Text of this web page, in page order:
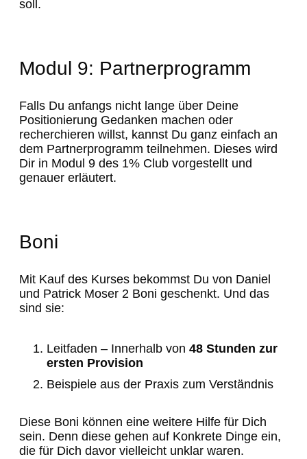
soll.
Modul 9: Partnerprogramm
Falls Du anfangs nicht lange über Deine
Positionierung Gedanken machen oder
recherchieren willst, kannst Du ganz einfach an
dem Partnerprogramm teilnehmen. Dieses wird
Dir in Modul 9 des 1% Club vorgestellt und
genauer erläutert.
Boni
Mit Kauf des Kurses bekommst Du von Daniel
und Patrick Moser 2 Boni geschenkt. Und das
sind sie:
Leitfaden – Innerhalb von 48 Stunden zur
ersten Provision
Beispiele aus der Praxis zum Verständnis
Diese Boni können eine weitere Hilfe für Dich
sein. Denn diese gehen auf Konkrete Dinge ein,
die für Dich davor vielleicht unklar waren.